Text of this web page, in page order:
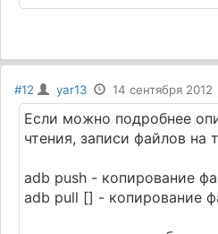
#12 yar13 14 сентября 2012
Если можно подробнее
чтения, записи файлов на
adb push - копирование
adb pull [] - копирование